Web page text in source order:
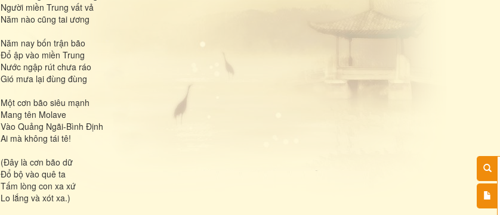
Người miền Trung vất vả
Năm nào cũng tai ương
Năm nay bốn trận bão
Đổ ập vào miền Trung
Nước ngập rút chưa ráo
Gió mưa lại đùng đùng
Một cơn bão siêu mạnh
Mang tên Molave
Vào Quảng Ngãi-Bình Định
Ai mà không tái tê!
(Đây là cơn bão dữ
Đổ bộ vào quê ta
Tấm lòng con xa xứ
Lo lắng và xót xa.)